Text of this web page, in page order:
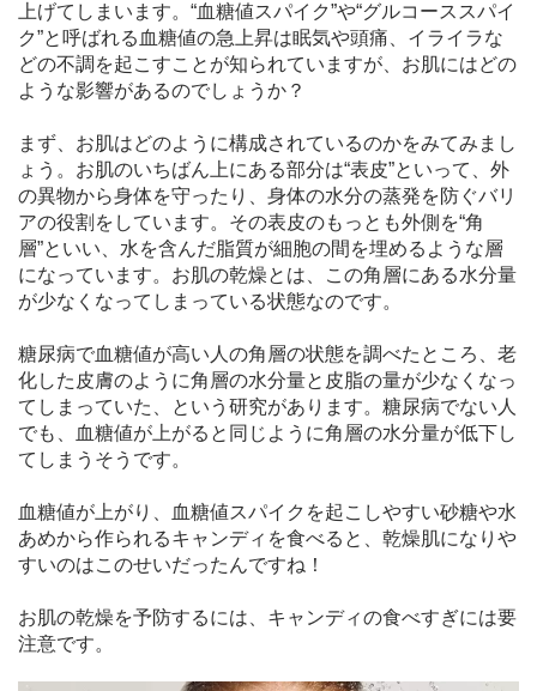
上げてしまいます。“血糖値スパイク”や“グルコーススパイ
ク”と呼ばれる血糖値の急上昇は眠気や頭痛、イライラな
どの不調を起こすことが知られていますが、お肌にはどの
ような影響があるのでしょうか？
まず、お肌はどのように構成されているのかをみてみまし
ょう。お肌のいちばん上にある部分は“表皮”といって、外
の異物から身体を守ったり、身体の水分の蒸発を防ぐバリ
アの役割をしています。その表皮のもっとも外側を“角
層”といい、水を含んだ脂質が細胞の間を埋めるような層
になっています。お肌の乾燥とは、この角層にある水分量
が少なくなってしまっている状態なのです。
糖尿病で血糖値が高い人の角層の状態を調べたところ、老
化した皮膚のように角層の水分量と皮脂の量が少なくなっ
てしまっていた、という研究があります。糖尿病でない人
でも、血糖値が上がると同じように角層の水分量が低下し
てしまうそうです。
血糖値が上がり、血糖値スパイクを起こしやすい砂糖や水
あめから作られるキャンディを食べると、乾燥肌になりや
すいのはこのせいだったんですね！
お肌の乾燥を予防するには、キャンディの食べすぎには要
注意です。